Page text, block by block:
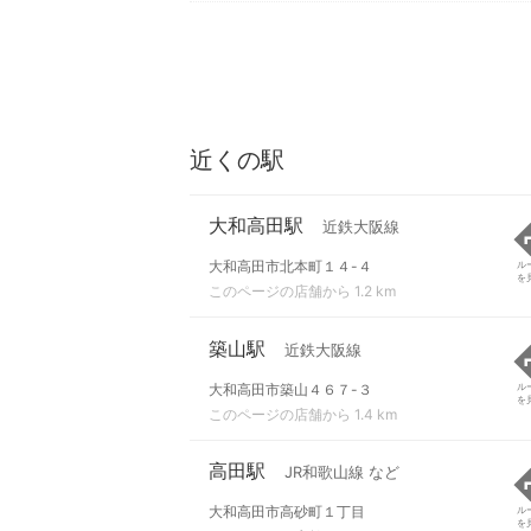
近くの駅
大和高田駅 近鉄大阪線
大和高田市北本町１４-４
このページの店舗から 1.2 km
ル
を
築山駅 近鉄大阪線
大和高田市築山４６７-３
このページの店舗から 1.4 km
ル
を
高田駅 JR和歌山線 など
大和高田市高砂町１丁目
ル
を